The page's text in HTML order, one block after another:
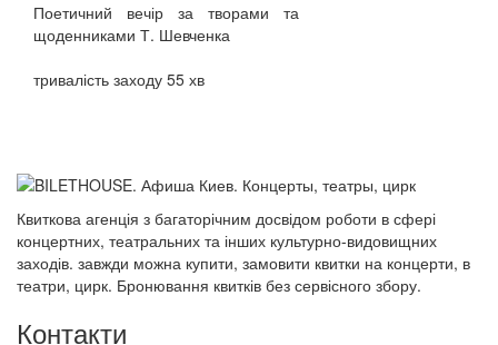
Поетичний вечір за творами та
щоденниками Т. Шевченка
тривалість заходу 55 хв
Квиткова агенція з багаторічним досвідом роботи в сфері
концертних, театральних та інших культурно-видовищних
заходів. завжди можна купити, замовити квитки на концерти, в
театри, цирк. Бронювання квитків без сервісного збору.
Контакти